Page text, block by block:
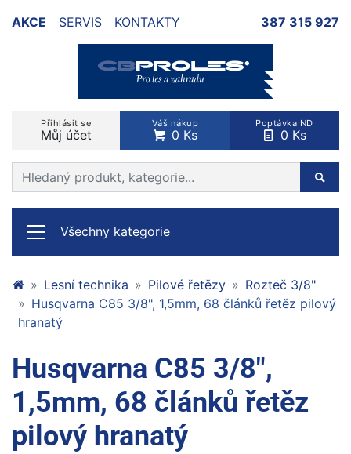
AKCE SERVIS KONTAKTY 387 315 927
Přihlásit se
Můj účet
Váš nákup
0 Ks
Poptávka ND
0 Ks
Prohledat web
Všechny kategorie
Lesní technika Pilové řetězy
Rozteč 3/8"
Husqvarna C85 3/8", 1,5mm, 68 článků řetěz pilový
hranatý
Husqvarna C85 3/8",
1,5mm, 68 článků řetěz
pilový hranatý